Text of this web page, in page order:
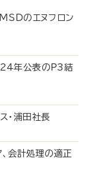
のエヌフロン
年公表のP3結
浦田社長
会計処理の適正